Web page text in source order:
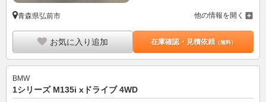
青森県弘前市 他の情報を開く
お気に入り追加 在庫確認・見積依頼（無料）
BMW
1シリーズ M135i xドライブ 4WD